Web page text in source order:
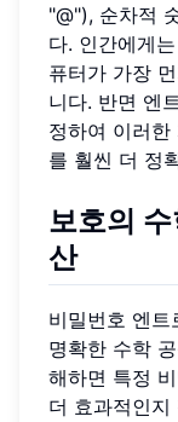
"@"), 순차적
다. 인간에게
퓨터가 가장
니다. 반면 엔
정하여 이러
를 훨씬 더 정
보호의
산
비밀번호 엔
명확한 수학
해하면 특정
더 효과적인